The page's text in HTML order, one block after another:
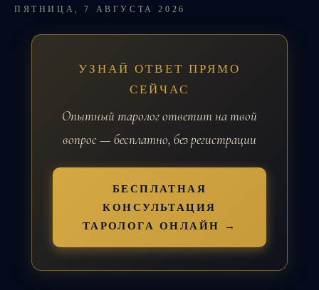
ПЯТНИЦА, 7 АВГУСТА 2026
УЗНАЙ ОТВЕТ ПРЯМО
СЕЙЧАС
Опытный таролог ответит на твой
вопрос — бесплатно, без регистрации
БЕСПЛАТНАЯ
КОНСУЛЬТАЦИЯ
ТАРОЛОГА ОНЛАЙН →